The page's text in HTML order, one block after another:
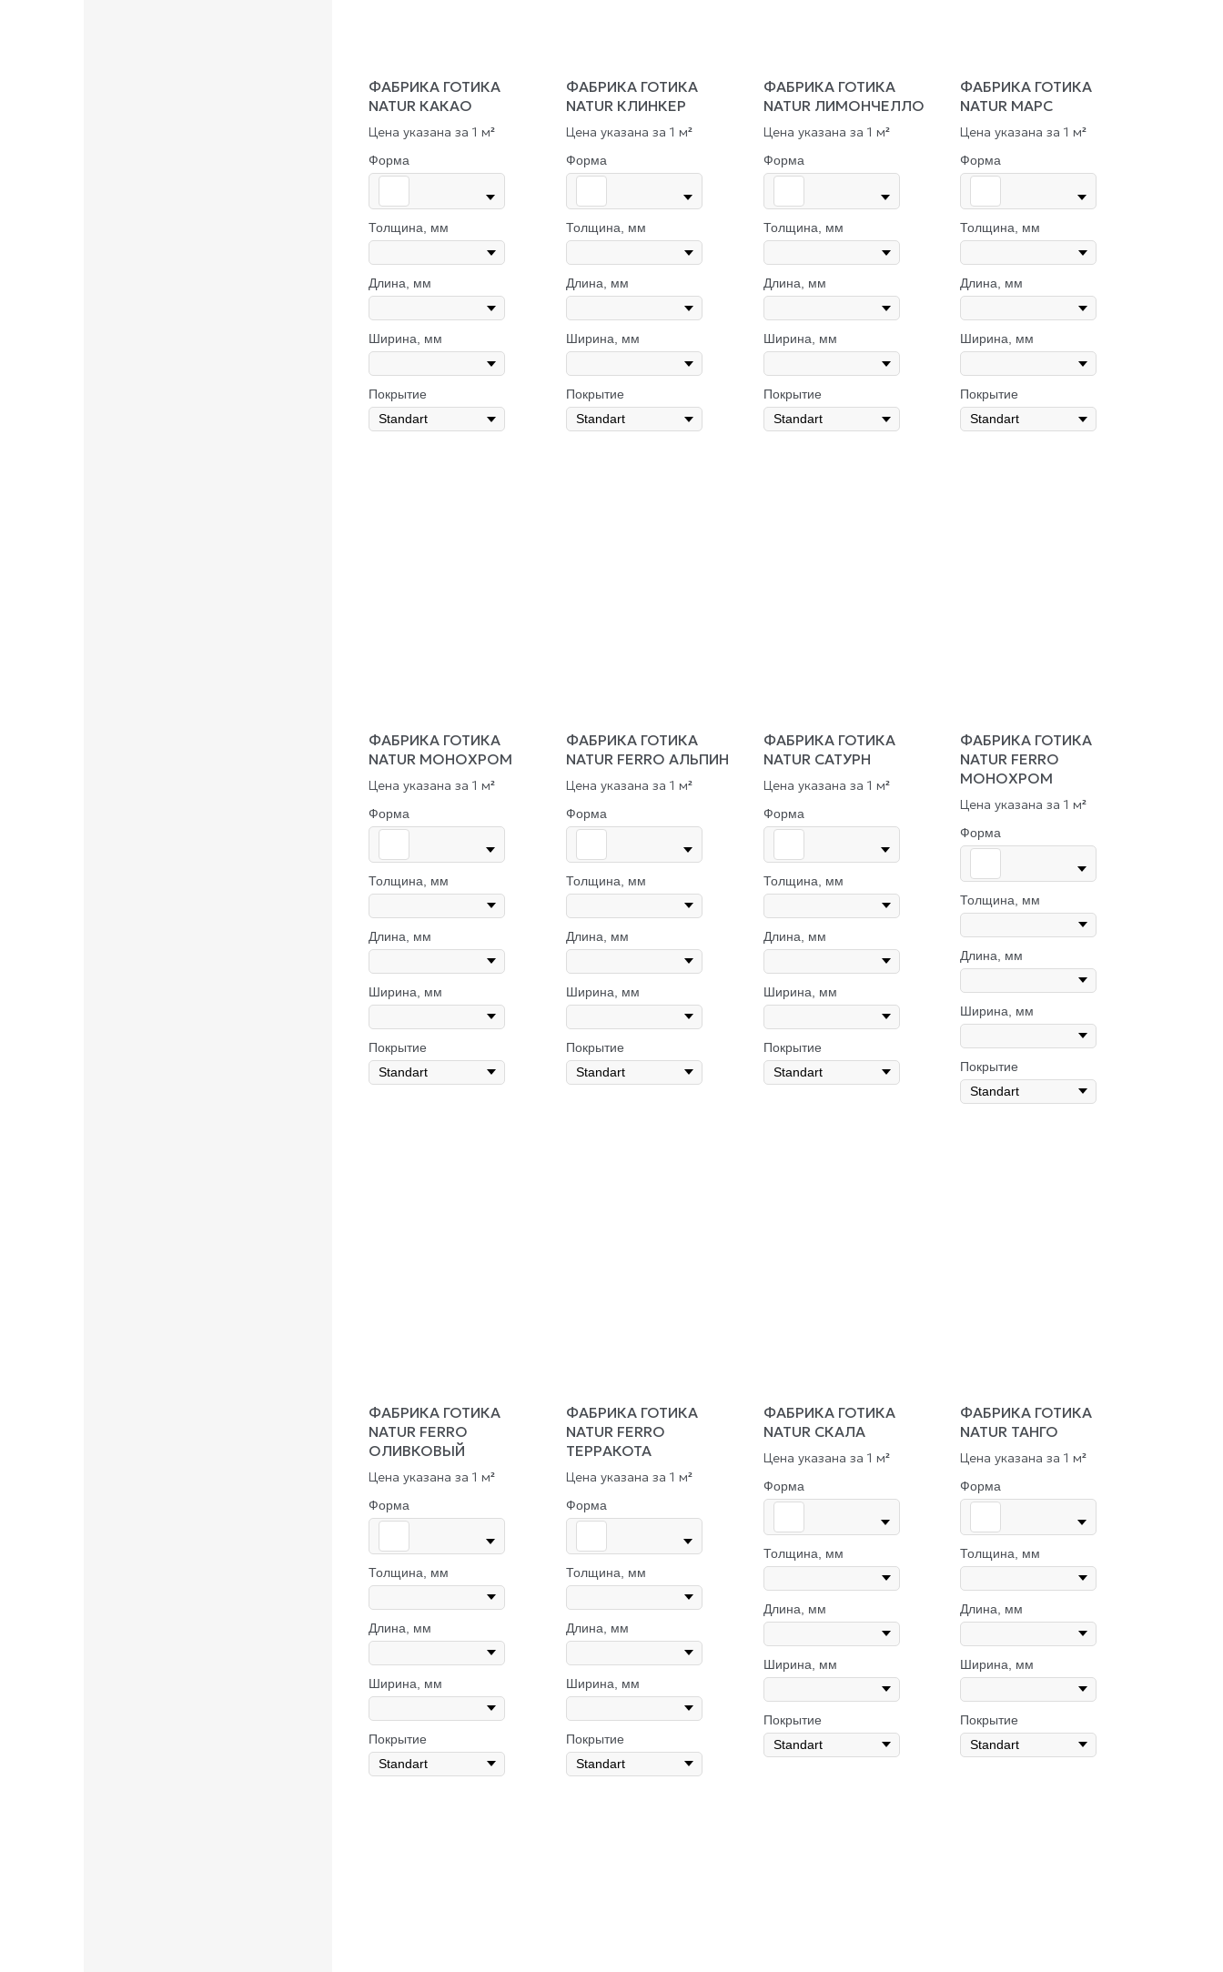
ФАБРИКА ГОТИКА
NATUR КАКАО
Цена указана за 1 м²
Форма
Толщина, мм
Длина, мм
Ширина, мм
Покрытие
ФАБРИКА ГОТИКА
NATUR КЛИНКЕР
Цена указана за 1 м²
Форма
Толщина, мм
Длина, мм
Ширина, мм
Покрытие
ФАБРИКА ГОТИКА
NATUR ЛИМОНЧЕЛЛО
Цена указана за 1 м²
Форма
Толщина, мм
Длина, мм
Ширина, мм
Покрытие
ФАБРИКА ГОТИКА
NATUR МАРС
Цена указана за 1 м²
Форма
Толщина, мм
Длина, мм
Ширина, мм
Покрытие
ФАБРИКА ГОТИКА
NATUR МОНОХРОМ
Цена указана за 1 м²
Форма
Толщина, мм
Длина, мм
Ширина, мм
Покрытие
ФАБРИКА ГОТИКА
NATUR FERRO АЛЬПИН
Цена указана за 1 м²
Форма
Толщина, мм
Длина, мм
Ширина, мм
Покрытие
ФАБРИКА ГОТИКА
NATUR САТУРН
Цена указана за 1 м²
Форма
Толщина, мм
Длина, мм
Ширина, мм
Покрытие
ФАБРИКА ГОТИКА
NATUR FERRO
МОНОХРОМ
Цена указана за 1 м²
Форма
Толщина, мм
Длина, мм
Ширина, мм
Покрытие
ФАБРИКА ГОТИКА
NATUR FERRO
ОЛИВКОВЫЙ
Цена указана за 1 м²
Форма
Толщина, мм
Длина, мм
Ширина, мм
Покрытие
ФАБРИКА ГОТИКА
NATUR FERRO
ТЕРРАКОТА
Цена указана за 1 м²
Форма
Толщина, мм
Длина, мм
Ширина, мм
Покрытие
ФАБРИКА ГОТИКА
NATUR СКАЛА
Цена указана за 1 м²
Форма
Толщина, мм
Длина, мм
Ширина, мм
Покрытие
ФАБРИКА ГОТИКА
NATUR ТАНГО
Цена указана за 1 м²
Форма
Толщина, мм
Длина, мм
Ширина, мм
Покрытие